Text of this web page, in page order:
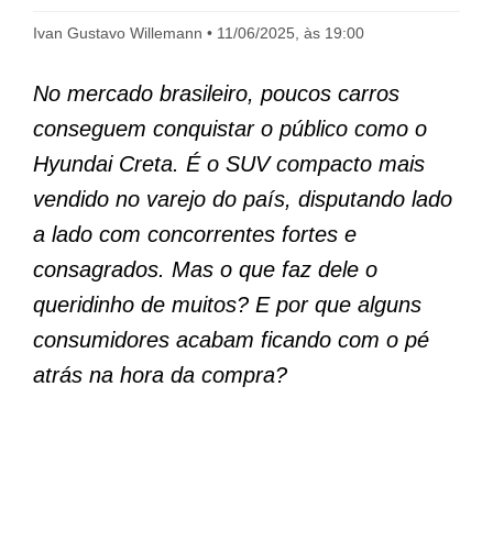
Ivan Gustavo Willemann 11/06/2025, às 19:00
No mercado brasileiro, poucos carros
conseguem conquistar o público como o
Hyundai Creta. É o SUV compacto mais
vendido no varejo do país, disputando lado
a lado com concorrentes fortes e
consagrados. Mas o que faz dele o
queridinho de muitos? E por que alguns
consumidores acabam ficando com o pé
atrás na hora da compra?